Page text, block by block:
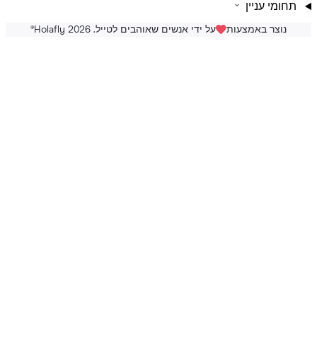
עניין
נוצר באמצעות על ידי אנשים שאוהבים לטייל. Holafly 2026 ®